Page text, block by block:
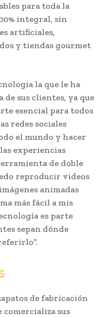
para toda la
integral, sin
artificiales,
y tiendas gourmet
la que le ha
sus clientes, ya que
esencial para todos
redes sociales
el mundo y hacer
experiencias
de doble
reproducir videos
animadas
más fácil a mis
es parte
sepan dónde
de fabricación
sus